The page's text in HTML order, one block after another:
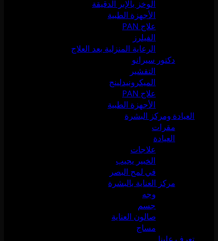
الوخز بالإبر الدقيقة
الأجهزة الطبية
علاج PAN
الفيلرز
الرعاية المنزلية بعد العلاج
دكتور سيرانو
التقشير
الميكرونيدلينج
علاج PAN
الأجهزة الطبية
العيادة ومركز البشرة
مقرات
العيادة
علاجات
الخبير يجيب
في لمح البصر
مركز العناية بالبشرة
وجه
جسم
صالون العناية
مساج